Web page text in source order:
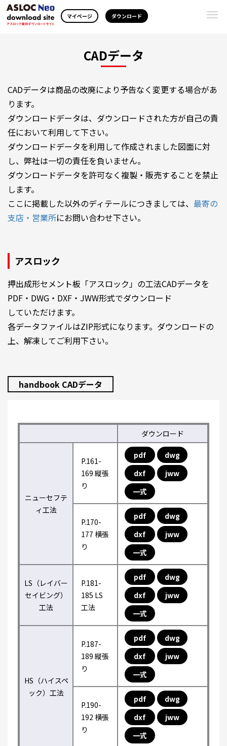
マイページ ダウンロード
CADデータ
CADデータは商品の改廃により予告なく変更する場合があ
ります。
ダウンロードデータは、ダウンロードされた方が自己の責
任において利用して下さい。
ダウンロードデータを利用して作成されました図面に対
し、弊社は一切の責任を負いません。
ダウンロードデータを許可なく複製・販売することを禁止
します。
ここに掲載した以外のディテールにつきましては、 最寄の
支店・営業所にお問い合わせ下さい。
アスロック
押出成形セメント板「アスロック」の工法CADデータを
PDF・DWG・DXF・JWW形式でダウンロード
していただけます。
各データファイルはZIP形式になります。ダウンロードの
上、解凍してご利用下さい。
handbook CADデータ
ダウンロード
ニューセフテ
ィ工法
P.161-
169 縦張
り
pdf
dwg
dxf
jww
一式
P.170-
177 横張
り
pdf
dwg
dxf
jww
一式
LS（レイバー
セイビング）
工法
P.181-
185 LS
工法
pdf
dwg
dxf
jww
一式
HS（ハイスペ
ック）工法
P.187-
189 縦張
り
pdf
dwg
dxf
jww
一式
P.190-
192 横張
り
pdf
dwg
dxf
jww
一式